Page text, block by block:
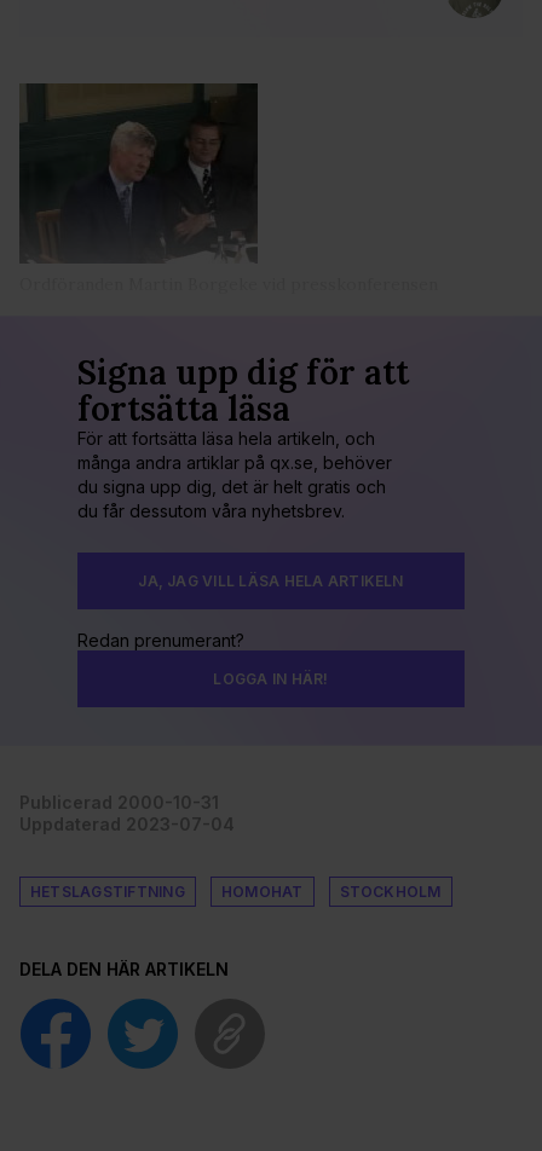
Signa upp dig för att
fortsätta läsa
För att fortsätta läsa hela artikeln, och
många andra artiklar på qx.se, behöver
du signa upp dig, det är helt gratis och
du får dessutom våra nyhetsbrev.
JA, JAG VILL LÄSA HELA ARTIKELN
Redan prenumerant?
LOGGA IN HÄR!
Publicerad 2000-10-31
Uppdaterad 2023-07-04
HETSLAGSTIFTNING HOMOHAT STOCKHOLM
DELA DEN HÄR ARTIKELN